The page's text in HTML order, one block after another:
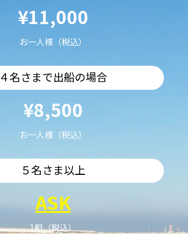
¥11,000
お一人様（税込）
４名さまで出船の場合
¥8,500
お一人様（税込）
５名さま以上
ASK
1艇（税込）